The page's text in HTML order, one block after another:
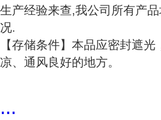
生产经验来查,我公司所有产
况.
【存储条件】本品应密封遮
凉、通风良好的地方。
...